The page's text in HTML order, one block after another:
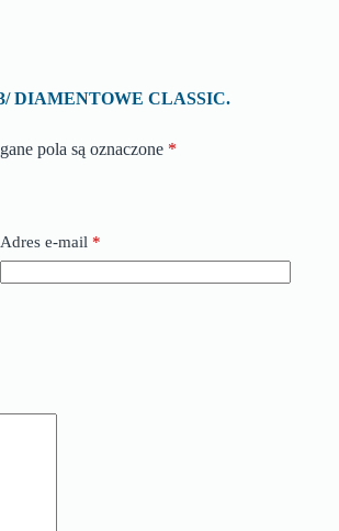
DIAMENTOWE CLASSIC.
pola są oznaczone *
Adres e-mail *